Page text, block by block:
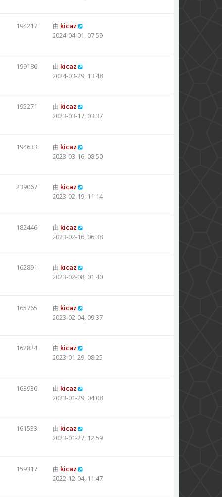
194217 由 kicaz
2024-04-01, 07:59
199186 由 kicaz
2024-03-29, 13:48
195271 由 kicaz
2023-03-17, 03:37
194633 由 kicaz
2023-03-16, 08:50
239067 由 kicaz
2023-02-19, 11:14
182446 由 kicaz
2023-02-16, 06:38
162891 由 kicaz
2023-02-08, 01:40
165765 由 kicaz
2023-02-04, 09:37
162824 由 kicaz
2023-01-29, 08:25
163936 由 kicaz
2023-01-29, 04:08
161533 由 kicaz
2023-01-27, 12:59
159317 由 kicaz
2022-12-04, 11:47